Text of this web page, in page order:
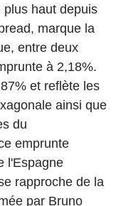
haut depuis
marque la
entre deux
à 2,18%.
et reflète les
ainsi que
du
emprunte
l'Espagne
rapproche de la
par Bruno